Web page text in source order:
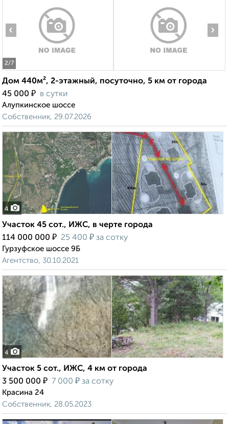
2/7
‹ ›
Дом 440м², 2-этажный, посуточно, 5 км от города
45 000 ₽ в сутки
Алупкинское шоссе
Собственник, 29.07.2026
4
Участок 45 сот., ИЖС, в черте города
114 000 000 ₽ 25 400 ₽ за сотку
Гурзуфское шоссе 9Б
Агентство, 30.10.2021
4
Участок 5 сот., ИЖС, 4 км от города
3 500 000 ₽ 7 000 ₽ за сотку
Красина 24
Собственник, 28.05.2023